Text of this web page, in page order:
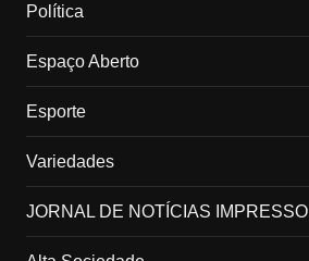
Política
Espaço Aberto
Esporte
Variedades
JORNAL DE NOTÍCIAS IMPRESSO